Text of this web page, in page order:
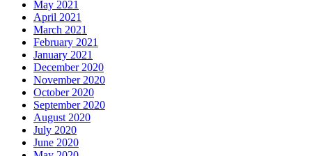
May 2021
April 2021
March 2021
February 2021
January 2021
December 2020
November 2020
October 2020
September 2020
August 2020
July 2020
June 2020